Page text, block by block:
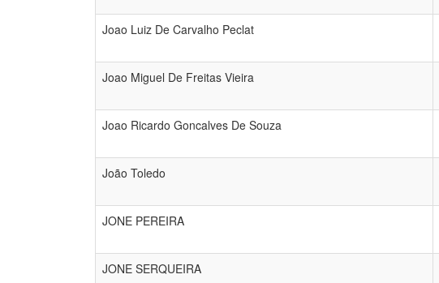
Joao Luiz De Carvalho Peclat
Joao Miguel De Freitas Vieira
Joao Ricardo Goncalves De Souza
João Toledo
JONE PEREIRA
JONE SERQUEIRA